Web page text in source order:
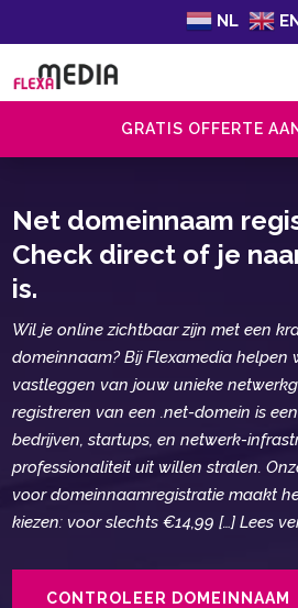
NL
GRATIS OFFERTE
Net domeinnaam
Check direct of je
is.
Wil je online zichtbaar zijn met een
domeinnaam? Bij Flexamedia helpen
vastleggen van jouw unieke
registreren van een .​net-domein is
bedrijven, startups, en netwerk-
professionaliteit uit willen stralen.​
voor domeinnaamregistratie maakt
kiezen: voor slechts €14,99 […] Lees
CONTROLEER DOMEINNAAM